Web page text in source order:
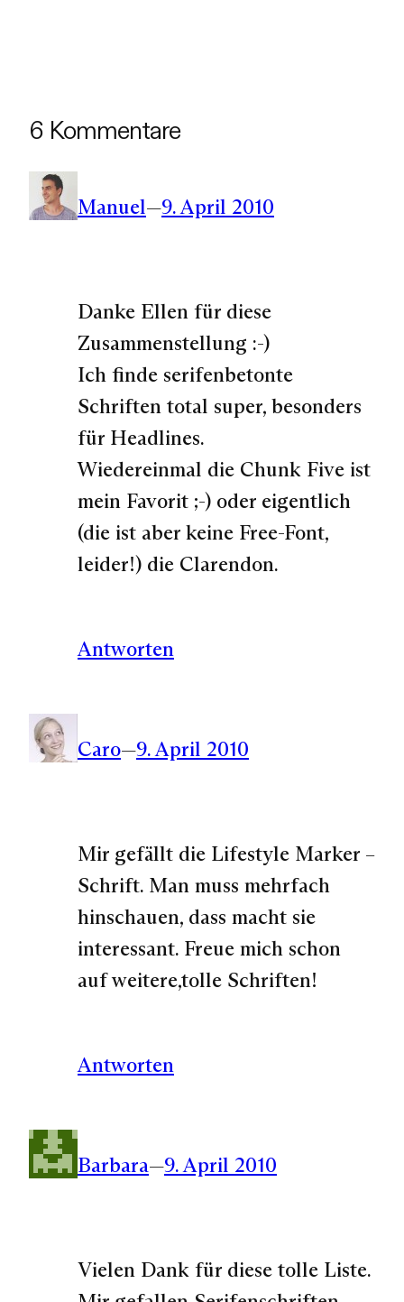
6 Kommentare
Manuel—9. April 2010
Danke Ellen für diese
Zusammenstellung :-)
Ich finde serifenbetonte
Schriften total super, besonders
für Headlines.
Wiedereinmal die Chunk Five ist
mein Favorit ;-) oder eigentlich
(die ist aber keine Free-Font,
leider!) die Clarendon.
Antworten
Caro—9. April 2010
Mir gefällt die Lifestyle Marker –
Schrift. Man muss mehrfach
hinschauen, dass macht sie
interessant. Freue mich schon
auf weitere,tolle Schriften!
Antworten
Barbara—9. April 2010
Vielen Dank für diese tolle Liste.